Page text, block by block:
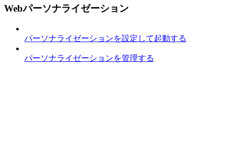
Webパーソナライゼーション
パーソナライゼーションを設定して起動する
パーソナライゼーションを管理する